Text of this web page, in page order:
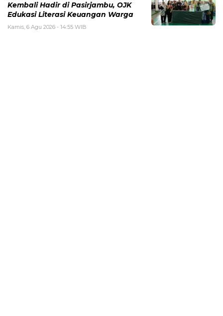
Kembali Hadir di Pasirjambu, OJK
Edukasi Literasi Keuangan Warga
Kamis, 6 Agu 2026 - 14:55 WIB